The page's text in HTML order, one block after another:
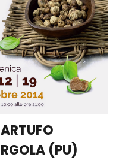
(PU)